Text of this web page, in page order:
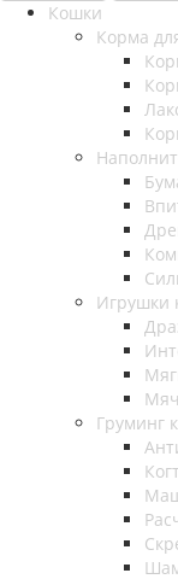
Кошки
Корма
Игрушки
Груминг